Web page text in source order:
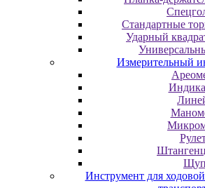
Стандартные
Ударный
Измерительный
Инструмент для